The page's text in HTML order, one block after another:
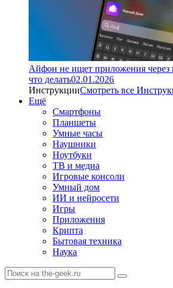
Айфон не ищет приложения через
что делать02.01.2026
ИнструкцииСмотреть все
Ещё
Смартфоны
Планшеты
Умные часы
Наушники
Ноутбуки
ТВ и медиа
Игровые консоли
Умный дом
ИИ и нейросети
Игры
Приложения
Крипта
Бытовая техника
Наука